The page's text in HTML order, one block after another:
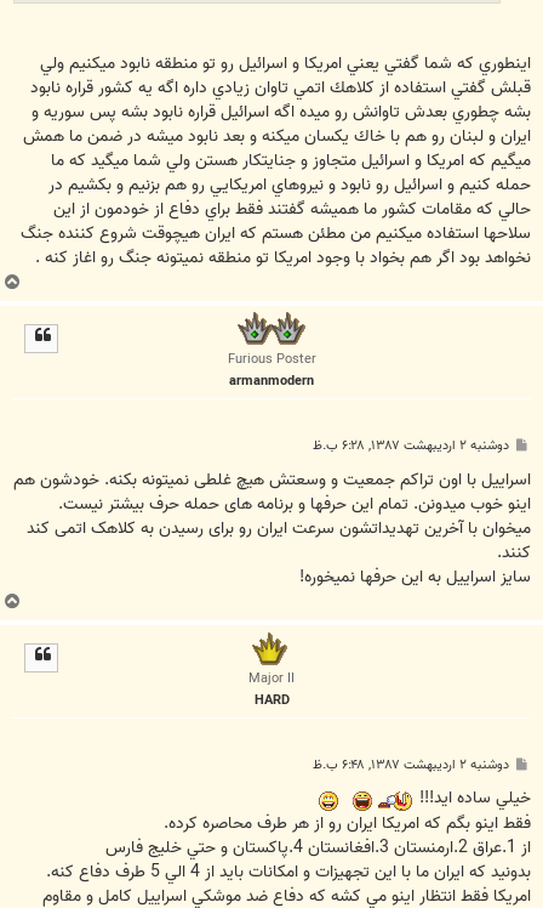
اينطوري كه شما گفتي يعني امريكا و اسرائيل رو تو منطقه نابود ميكنيم ولي
قبلش گفتي استفاده از كلاهك اتمي تاوان زيادي داره اگه يه كشور قراره نابود
بشه چطوري بعدش تاوانش رو ميده اگه اسرائيل قراره نابود بشه پس سوريه و
ايران و لبنان رو هم با خاك يكسان ميكنه و بعد نابود ميشه در ضمن ما همش
ميگيم كه امريكا و اسرائيل متجاوز و جنايتكار هستن ولي شما ميگيد كه ما
حمله كنيم و اسرائيل رو نابود و نيروهاي امريكايي رو هم بزنيم و بكشيم در
حالي كه مقامات كشور ما هميشه گفتند فقط براي دفاع از خودمون از اين
سلاحها استفاده ميكنيم من مطئن هستم كه ايران هيچوقت شروع كننده جنگ
نخواهد بود اگر هم بخواد با وجود امريكا تو منطقه نميتونه جنگ رو اغاز كنه .
ب
ا
Furious Poster
armanmodern
پ
ت
دوشنبه ۲ اردیبهشت ۱۳۸۷, ۶:۲۸ ب.ظ
اسراییل با اون تراکم جمعیت و وسعتش هیچ غلطی نمیتونه بکنه. خودشون هم
اینو خوب میدونن. تمام این حرفها و برنامه های حمله حرف بیشتر نیست.
میخوان با آخرین تهدیداتشون سرعت ایران رو برای رسیدن به کلاهک اتمی کند
کنند.
سایز اسراییل به این حرفها نمیخوره!
ب
ا
Major II
HARD
پ
ت
دوشنبه ۲ اردیبهشت ۱۳۸۷, ۶:۴۸ ب.ظ
خيلي ساده ايد!!!
فقط اينو بگم که امريکا ايران رو از هر طرف محاصره کرده.
از 1.عراق 2.ارمنستان 3.افغانستان 4.پاکستان و حتي خليج فارس
بدونيد که ايران ما با اين تجهيزات و امکانات بايد از 4 الي 5 طرف دفاع کنه.
امريکا فقط انتظار اينو مي کشه که دفاع ضد موشکي اسراييل کامل و مقاوم